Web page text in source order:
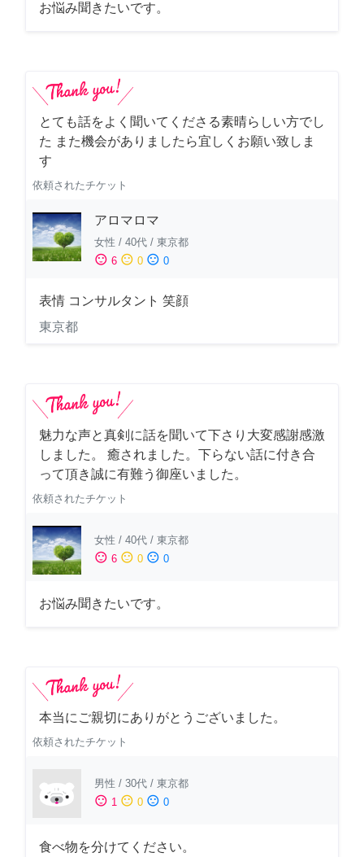
お悩み聞きたいです。
とても話をよく聞いてくださる素晴らしい方でし
た また機会がありましたら宜しくお願い致しま
す
依頼されたチケット
アロマロマ
女性 / 40代 / 東京都
sentiment_satisfied 6 sentiment_neutral 0 sentiment_dissatisfied 0
表情 コンサルタント 笑顔
東京都
魅力な声と真剣に話を聞いて下さり大変感謝感激
しました。 癒されました。下らない話に付き合
って頂き誠に有難う御座いました。
依頼されたチケット
女性 / 40代 / 東京都
sentiment_satisfied 6 sentiment_neutral 0 sentiment_dissatisfied 0
お悩み聞きたいです。
本当にご親切にありがとうございました。
依頼されたチケット
男性 / 30代 / 東京都
sentiment_satisfied 1 sentiment_neutral 0 sentiment_dissatisfied 0
食べ物を分けてください。